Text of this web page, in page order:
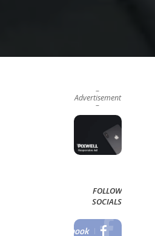
–
Advertisement
–
FOLLOW
SOCIALS
Facebook